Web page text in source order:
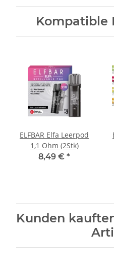
Kompatible
ELFBAR Elfa Leerpod
1,1 Ohm (2Stk)
8,49 € *
Kunden